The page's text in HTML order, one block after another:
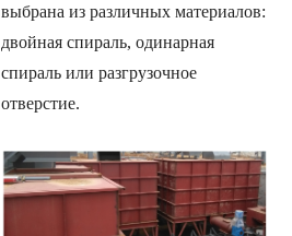
выбрана из различных материалов:
двойная спираль, одинарная
спираль или разгрузочное
отверстие.